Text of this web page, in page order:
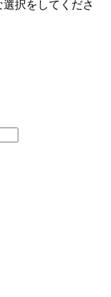
択をしてくださ